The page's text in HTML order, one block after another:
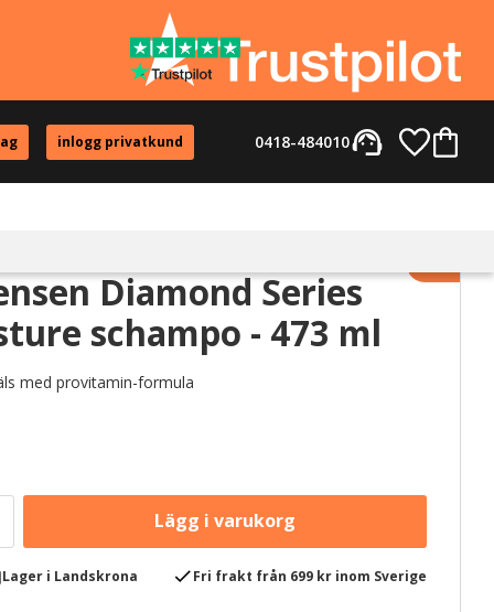
inlogg privatkund support_agent
0418-484010
Diamond Series
schampo - 473 ml
med provitamin-formula
Lägg
Lager i Landskrona checkFri frakt från 699 kr inom Sverige